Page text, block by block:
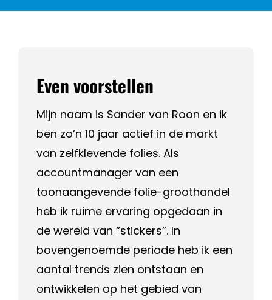
Even voorstellen
Mijn naam is Sander van Roon en ik
ben zo’n 10 jaar actief in de markt
van zelfklevende folies. Als
accountmanager van een
toonaangevende folie-groothandel
heb ik ruime ervaring opgedaan in
de wereld van “stickers”. In
bovengenoemde periode heb ik een
aantal trends zien ontstaan en
ontwikkelen op het gebied van